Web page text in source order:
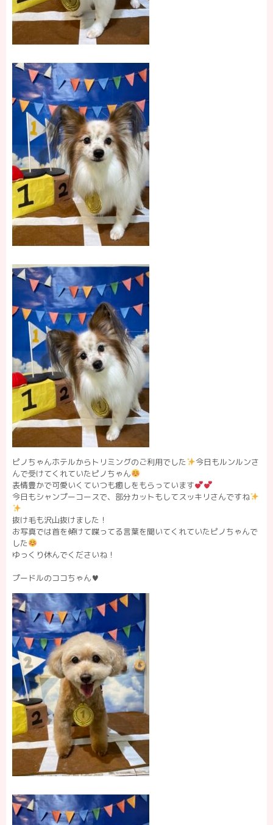
ピノちゃんホテルからトリミングのご利用でした
今日もルンルンさ
んで受けてくれていたピノちゃん
表情豊かで可愛いくていつも癒しをもらっています
今日もシャンプーコースで、部分カットもしてスッキリさんですね
抜け毛も沢山抜けました！
お写真では首を傾けて喋ってる言葉を聞いてくれていたピノちゃんで
した
ゆっくり休んでくださいね！
プードルのココちゃん♥️